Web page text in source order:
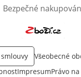
Bezpečné
Všeobecné
ImpresumPrávo